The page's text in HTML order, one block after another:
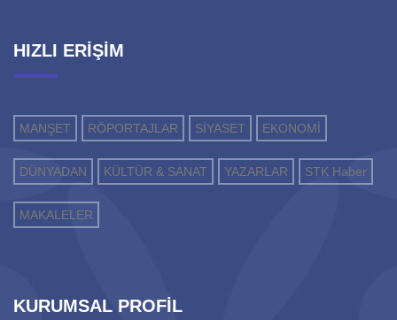
HIZLI ERİŞİM
MANŞET RÖPORTAJLAR SİYASET EKONOMİ
DÜNYADAN KÜLTÜR & SANAT YAZARLAR STK Haber
MAKALELER
KURUMSAL PROFİL